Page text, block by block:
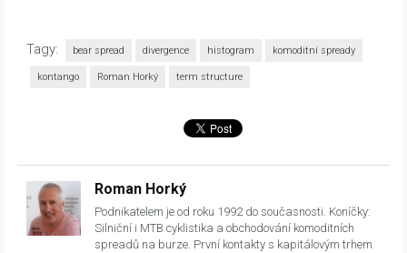
Tagy: bear spread divergence histogram komoditní spready
kontango Roman Horký term structure
Roman Horký
Podnikatelem je od roku 1992 do současnosti. Koníčky:
Silniční i MTB cyklistika a obchodování komoditních
spreadů na burze. První kontakty s kapitálovým trhem